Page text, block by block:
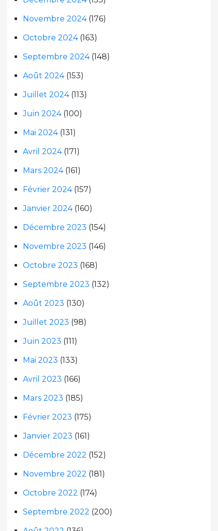
Novembre 2024(176)
Octobre 2024(163)
Septembre 2024(148)
Août 2024(153)
Juillet 2024(113)
Juin 2024(100)
Mai 2024(131)
Avril 2024(171)
Mars 2024(161)
Février 2024(157)
Janvier 2024(160)
Décembre 2023 (154)
Novembre 2023 (146)
Octobre 2023 (168)
Septembre 2023 (132)
Août 2023 (130)
Juillet 2023 (98)
Juin 2023 (111)
Mai 2023 (133)
Avril 2023 (166)
Mars 2023 (185)
Février 2023 (175)
Janvier 2023 (161)
Décembre 2022 (152)
Novembre 2022 (181)
Octobre 2022 (174)
Septembre 2022 (200)